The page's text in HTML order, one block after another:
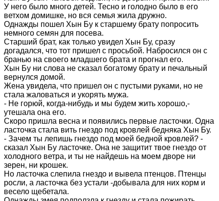
У него было много детей. Тесно и голодно было в его
ветхом домишке, но вся семья жила дружно.
Однажды пошел Хын Бу к старшему брату попросить
немного семян для посева.
Старший брат, как только увидел Хын Бу, сразу
догадался, что тот пришел с просьбой. Набросился он с
бранью на своего младшего брата и прогнал его.
Хын Бу ни слова не сказал богатому брату и печальный
вернулся домой.
Жена увидела, что пришел он с пустыми руками, но не
стала жаловаться и укорять мужа.
- Не горюй, когда-нибудь и мы будем жить хорошо,-
утешала она его.
Скоро пришла весна и появились первые ласточки. Одна
ласточка стала вить гнездо под кровлей бедняка Хын Бу.
- Зачем ты лепишь гнездо под моей бедной кровлей? -
сказал Хын Бу ласточке. Она не защитит твое гнездо от
холодного ветра, и ты не найдешь на моем дворе ни
зерен, ни крошек.
Но ласточка слепила гнездо и вывела птенцов. Птенцы
росли, а ласточка без устали -добывала для них корм и
весело щебетала.